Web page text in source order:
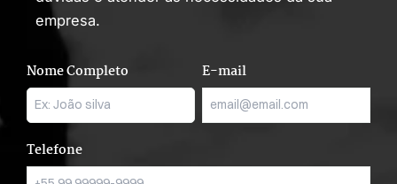
empresa.
Nome Completo E-mail
Telefone